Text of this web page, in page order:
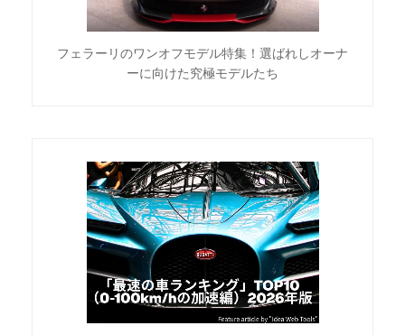
フェラーリのワンオフモデル特集！選ばれしオーナ
ーに向けた究極モデルたち